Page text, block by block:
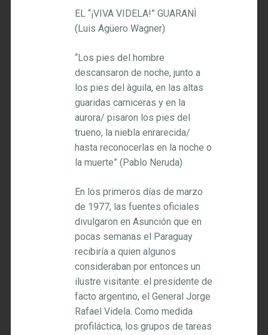
EL “¡VIVA VIDELA!” GUARANÌ
(Luis Agüero Wagner)
“Los pies del hombre
descansaron de noche, junto a
los pies del àguila, en las altas
guaridas carniceras y en la
aurora/ pisaron los pies del
trueno, la niebla enrarecida/
hasta reconocerlas en la noche o
la muerte” (Pablo Neruda)
En los primeros días de marzo
de 1977, las fuentes oficiales
divulgaron en Asunción que en
pocas semanas el Paraguay
recibiría a quien algunos
consideraban por entonces un
ilustre visitante: el presidente de
facto argentino, el General Jorge
Rafael Videla. Como medida
profiláctica, los grupos de tareas